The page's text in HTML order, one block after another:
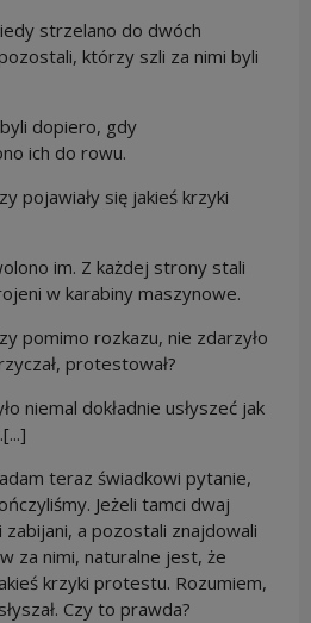
strzelano do dwóch
którzy szli za nimi byli
dopiero, gdy
ich do rowu.
pojawiały się jakieś krzyki
im. Z każdej strony stali
w karabiny maszynowe.
pomimo rozkazu, nie zdarzyło
protestował?
niemal dokładnie usłyszeć jak
teraz świadkowi pytanie,
Jeżeli tamci dwaj
a pozostali znajdowali
za nimi, naturalne jest, że
krzyki protestu. Rozumiem,
Czy to prawda?